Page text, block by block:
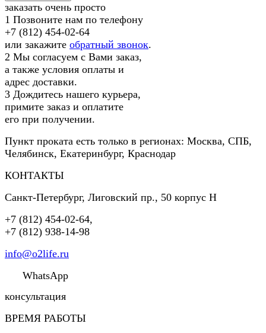
заказать очень просто
1 Позвоните нам по телефону
+7 (812) 454-02-64
или закажите обратный звонок.
2 Мы согласуем с Вами заказ,
а также условия оплаты и
адрес доставки.
3 Дождитесь нашего курьера,
примите заказ и оплатите
его при получении.
Пункт проката есть только в регионах: Москва, СПБ,
Челябинск, Екатеринбург, Краснодар
КОНТАКТЫ
Санкт-Петербург, Лиговский пр., 50 корпус Н
+7 (812) 454-02-64,
+7 (812) 938-14-98
info@o2life.ru
WhatsApp
консультация
ВРЕМЯ РАБОТЫ